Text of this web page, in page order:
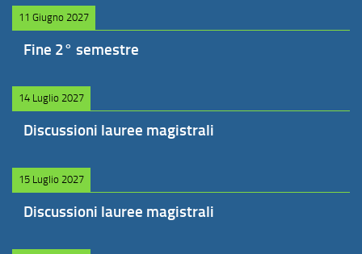
11 Giugno 2027
Fine 2° semestre
14 Luglio 2027
Discussioni lauree magistrali
15 Luglio 2027
Discussioni lauree magistrali